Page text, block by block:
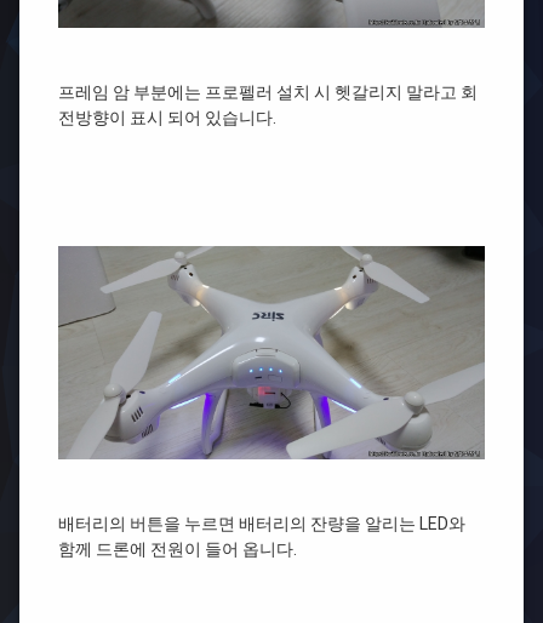
프레임 암 부분에는 프로펠러 설치 시 헷갈리지 말라고 회
전방향이 표시 되어 있습니다.
배터리의 버튼을 누르면 배터리의 잔량을 알리는 LED와
함께 드론에 전원이 들어 옵니다.